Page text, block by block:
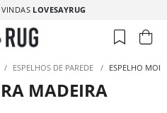
LOVESAYRUG
/ ESPELHOS DE PAREDE / ESPELHO
MADEIRA